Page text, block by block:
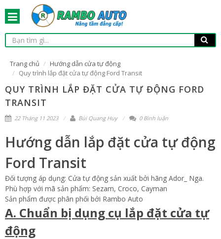
Trang chủ
Hướng dẫn cửa tự động
Quy trình lắp đặt cửa tự động Ford Transit
QUY TRÌNH LẮP ĐẶT CỬA TỰ ĐỘNG FORD
TRANSIT
22 Tháng 11 2023 Bùi Quang Huy 0 Bình luận
Hướng dẫn lắp đặt cửa tự động
Ford Transit
Đối tượng áp dụng: Cửa tự động sản xuất bởi hãng Ador_ Nga.
Phù hợp với mã sản phẩm: Sezam, Croco, Cayman
Sản phẩm được phân phối bởi Rambo Auto
A. Chuẩn bị dụng cụ lắp đặt cửa tự
động